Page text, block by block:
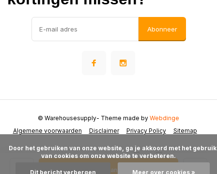
Toevoegen aan winkelwagen
Abonneer
Algemene voorwaarden Disclaimer Privacy Policy Sitemap
© Warehousesupply- Theme made by Webdinge
van cookies om onze website te verbeteren.
Dit bericht verbergen Meer over cookies »